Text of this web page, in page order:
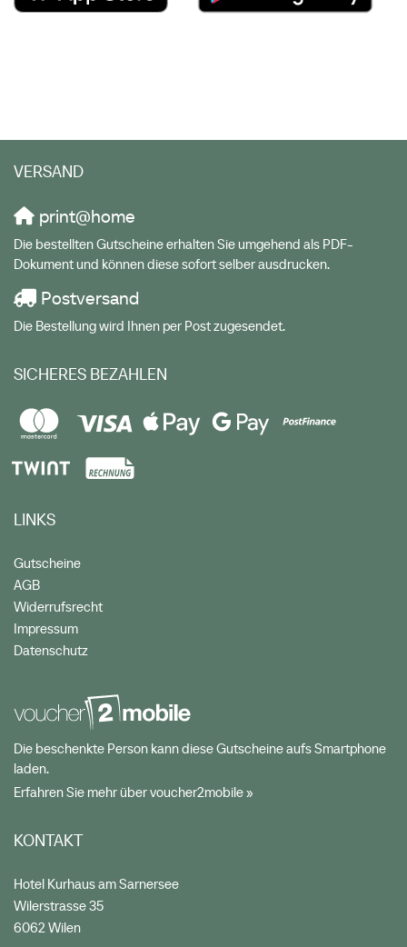
VERSAND
print@home
Die bestellten Gutscheine erhalten Sie umgehend als PDF-
Dokument und können diese sofort selber ausdrucken.
Postversand
Die Bestellung wird Ihnen per Post zugesendet.
SICHERES BEZAHLEN
LINKS
Gutscheine
AGB
Widerrufsrecht
Impressum
Datenschutz
Die beschenkte Person kann diese Gutscheine aufs Smartphone
laden.
Erfahren Sie mehr über voucher2mobile »
KONTAKT
Hotel Kurhaus am Sarnersee
Wilerstrasse 35
6062 Wilen